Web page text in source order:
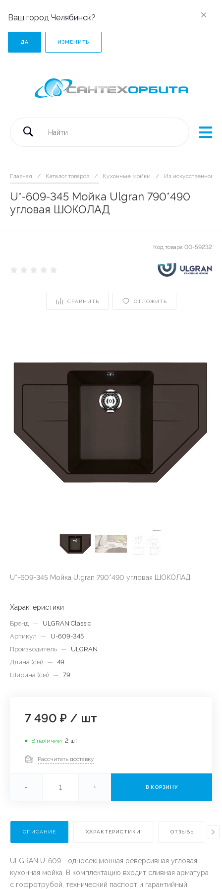
Ваш город Челябинск?
ДА ИЗМЕНИТЬ
Главная / Каталог товаров / Кухонные мойки / Из искусственного
U*-609-345 Мойка Ulgran 790*490
угловая ШОКОЛАД
Код товара 00-59232
СРАВНИТЬ ОТЛОЖИТЬ
U*-609-345 Мойка Ulgran 790*490 угловая ШОКОЛАД
Характеристики
Бренд —
ULGRAN Classic
Артикул
—
U-609-345
Производитель —
ULGRAN
Длина (см)
— 49
Ширина (см)
— 79
7 490 ₽ / шт
В наличии 2 шт
Рассчитать доставку
- + В КОРЗИНУ
ОПИСАНИЕ ХАРАКТЕРИСТИКИ ОТЗЫВЫ
ULGRAN U-609 - односекционная реверсивная угловая
кухонная мойка. В комплектацию входит сливная арматура
с гофротрубой, технический паспорт и гарантийный